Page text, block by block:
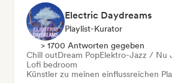
Electric Daydreams
Playlist-Kurator
> 1700 Antworten gegeben
Chill outDream PopElektro-Jazz / Nu
Lofi bedroom
Künstler zu meinen einflussreichen